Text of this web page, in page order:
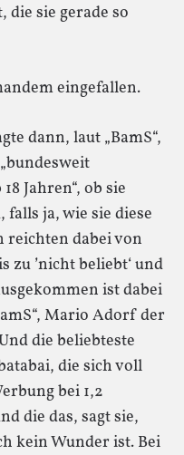
die sie gerade so
eingefallen.
dann, laut „BamS“,
Jahren“, ob sie
falls ja, wie sie diese
reichten dabei von
zu ’nicht beliebt‘ und
ist dabei
Mario Adorf der
die beliebteste
die sich voll
bei 1,2
die das, sagt sie,
kein Wunder ist. Bei